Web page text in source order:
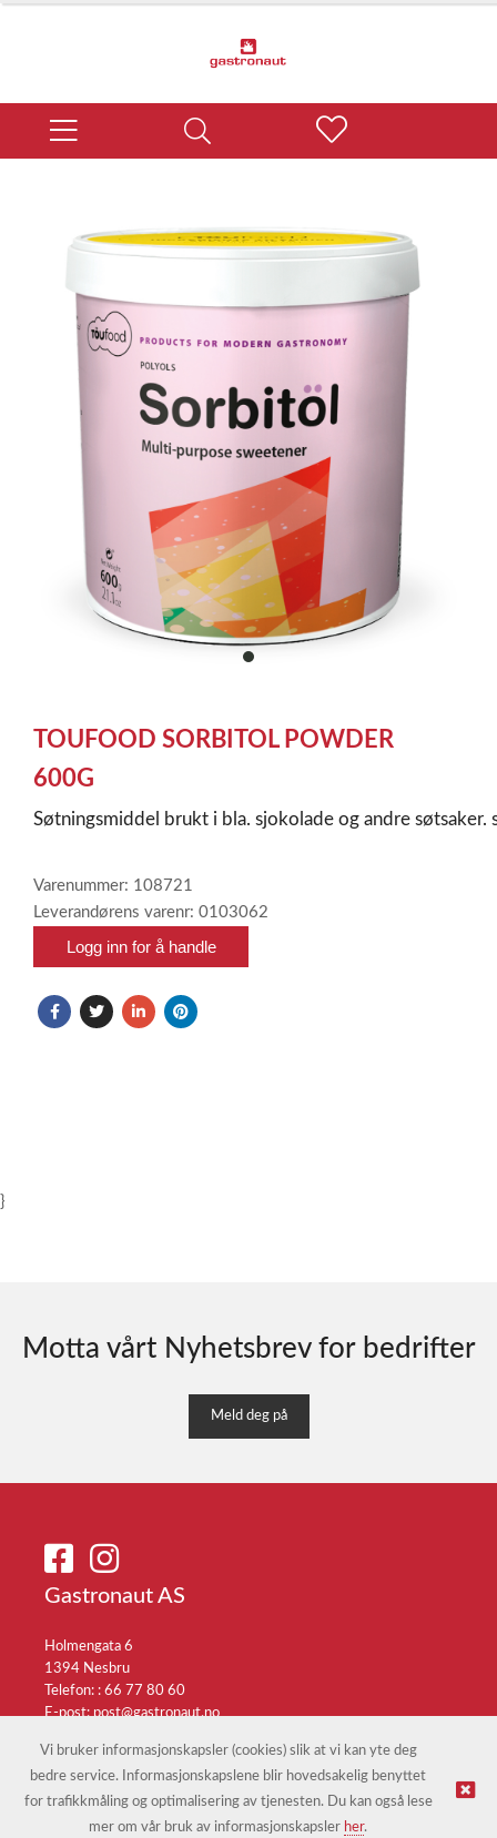
item
of
1
TOUFOOD SORBITOL POWDER
600G
Søtningsmiddel brukt i bla. sjokolade og andre
Varenummer: 108721
Leverandørens varenr: 0103062
Logg inn for å handle
}
Motta vårt Nyhetsbrev for bedrifter
Meld deg på
Gastronaut AS
Holmengata 6
1394 Nesbru
Telefon: : 66 77 80 60
E-post:post@gastronaut.no
© Gastronaut AS | Nettbutikk levert av Kréatif
Vi bruker informasjonskapsler (cookies) slik at vi kan yte deg
bedre service. Informasjonskapslene blir hovedsakelig benyttet
for trafikkmåling og optimalisering av tjenesten. Du kan også lese
mer om vår bruk av informasjonskapsler her.